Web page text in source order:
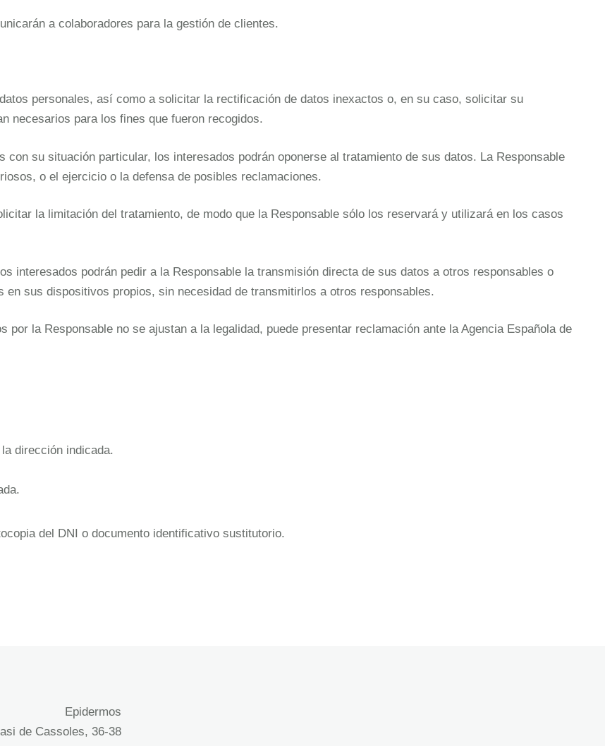
a colaboradores para la gestión de clientes.
personales, así como a solicitar la rectificación de datos inexactos o, en su caso, solicitar su
necesarios para los fines que fueron recogidos.
su situación particular, los interesados podrán oponerse al tratamiento de sus datos. La Responsable
o el ejercicio o la defensa de posibles reclamaciones.
la limitación del tratamiento, de modo que la Responsable sólo los reservará y utilizará en los casos
interesados podrán pedir a la Responsable la transmisión directa de sus datos a otros responsables o
sus dispositivos propios, sin necesidad de transmitirlos a otros responsables.
la Responsable no se ajustan a la legalidad, puede presentar reclamación ante la Agencia Española de
dirección indicada.
del DNI o documento identificativo sustitutorio.
Epidermos
de Cassoles, 36-38